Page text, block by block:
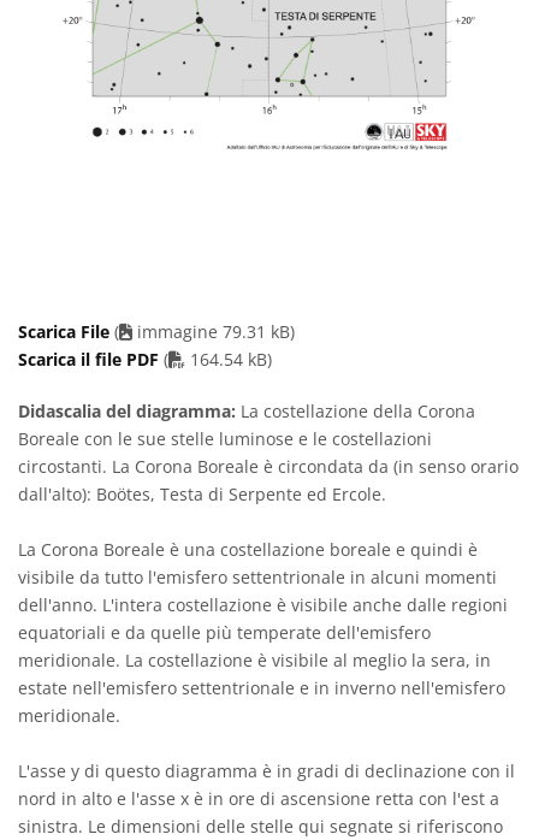
Scarica File (
immagine 79.31 kB)
Scarica il file PDF ( PDF file
164.54 kB)
Didascalia del diagramma: La costellazione della Corona
Boreale con le sue stelle luminose e le costellazioni
circostanti. La Corona Boreale è circondata da (in senso orario
dall'alto): Boötes, Testa di Serpente ed Ercole.
La Corona Boreale è una costellazione boreale e quindi è
visibile da tutto l'emisfero settentrionale in alcuni momenti
dell'anno. L'intera costellazione è visibile anche dalle regioni
equatoriali e da quelle più temperate dell'emisfero
meridionale. La costellazione è visibile al meglio la sera, in
estate nell'emisfero settentrionale e in inverno nell'emisfero
meridionale.
L'asse y di questo diagramma è in gradi di declinazione con il
nord in alto e l'asse x è in ore di ascensione retta con l'est a
sinistra. Le dimensioni delle stelle qui segnate si riferiscono